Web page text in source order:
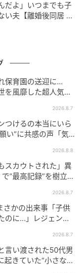
イヤ（右）が取
ンドもまだまだ
ーカットとショ
ルは、ショートヘ
だよ」いつまでも子
い夫【離婚後同居 Vo
保育園の送迎に…
を風靡した超人気タ
2026.8.7
つけるの本当にいら
い”に共感の声「気
2026.8.8
スカウトされた」異
“最高記録”を樹立し
2026.8.7
さかの出来事「子供
のに…」レジェンド
2026.8.7
言い渡された50代男
きていた“小さな異